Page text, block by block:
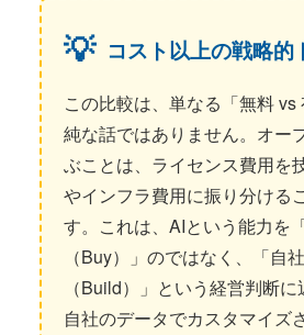
コスト以上の戦略的
この比較は、単なる「無料
純な話ではありません。オー
ぶことは、ライセンス費用を
やインフラ費用に振り分ける
す。これは、AIという能力を
（Buy）」のではなく、「自
（Build）」という経営判断に
自社のデータでカスタマイズ